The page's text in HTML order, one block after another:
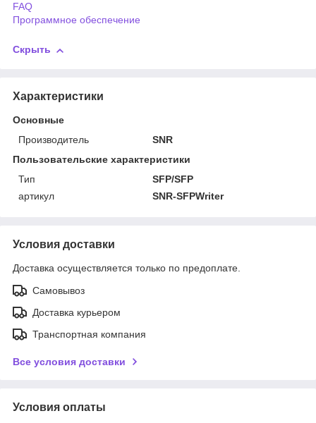
FAQ
Программное обеспечение
Скрыть
Характеристики
Основные
Производитель
SNR
Пользовательские характеристики
Тип
SFP/SFP
артикул
SNR-SFPWriter
Условия доставки
Доставка осуществляется только по предоплате.
Самовывоз
Доставка курьером
Транспортная компания
Все условия доставки
Условия оплаты